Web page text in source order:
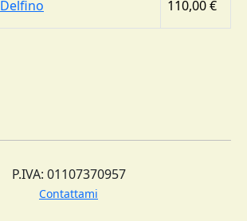
Delfino 110,00 €
P.IVA: 01107370957
Contattami